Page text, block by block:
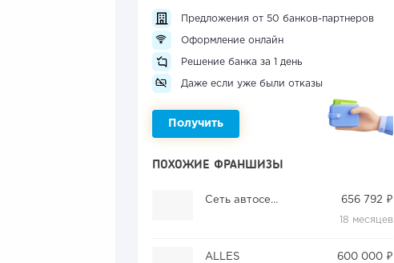
Предложения от 50 банков-партнеров
Оформление онлайн
Решение банка за 1 день
Даже если уже были отказы
Получить
ПОХОЖИЕ ФРАНШИЗЫ
Сеть автосервисов REAKTOR 656 792 ₽
18 месяцев
ALLES 600 000 ₽